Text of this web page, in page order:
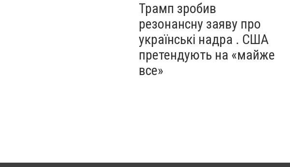
Трамп зробив
резонансну заяву про
українські надра . США
претендують на «майже
все»